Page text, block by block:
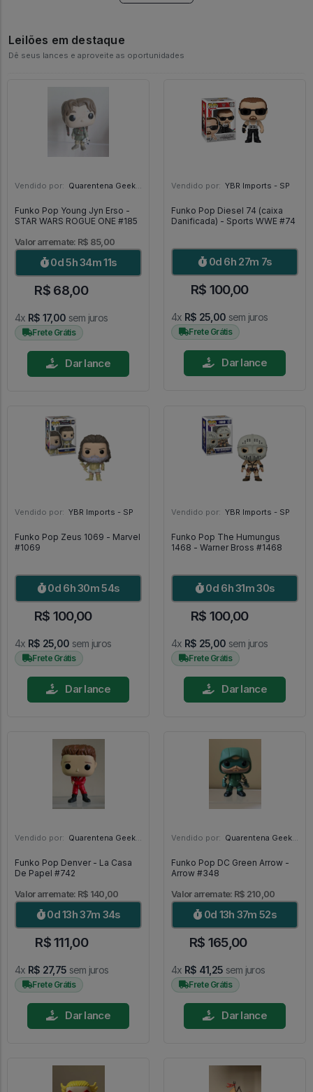
Leilões em destaque
Dê seus lances e aproveite as oportunidades
Vendido por: Quarentena Geek Store - SP
Funko Pop Young Jyn Erso -
STAR WARS ROGUE ONE #185
Valor arremate: R$ 85,00
0d 5h 34m 9s
R$ 68,00
4x R$ 17,00 sem juros
Frete Grátis
Dar lance
Vendido por: YBR Imports - SP
Funko Pop Diesel 74 (caixa
Danificada) - Sports WWE #74
0d 6h 27m 5s
R$ 100,00
4x R$ 25,00 sem juros
Frete Grátis
Dar lance
Vendido por: YBR Imports - SP
Funko Pop Zeus 1069 - Marvel
#1069
0d 6h 30m 52s
R$ 100,00
4x R$ 25,00 sem juros
Frete Grátis
Dar lance
Vendido por: YBR Imports - SP
Funko Pop The Humungus
1468 - Warner Bross #1468
0d 6h 31m 28s
R$ 100,00
4x R$ 25,00 sem juros
Frete Grátis
Dar lance
Vendido por: Quarentena Geek Store - SP
Funko Pop Denver - La Casa
De Papel #742
Valor arremate: R$ 140,00
0d 13h 37m 32s
R$ 111,00
4x R$ 27,75 sem juros
Frete Grátis
Dar lance
Vendido por: Quarentena Geek Store - SP
Funko Pop DC Green Arrow -
Arrow #348
Valor arremate: R$ 210,00
0d 13h 37m 50s
R$ 165,00
4x R$ 41,25 sem juros
Frete Grátis
Dar lance